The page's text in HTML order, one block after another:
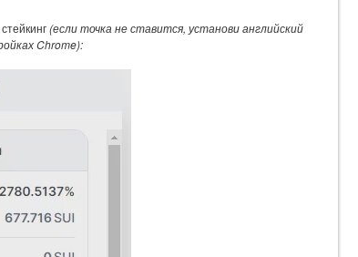
(если точка не ставится, установи английский
Chrome):